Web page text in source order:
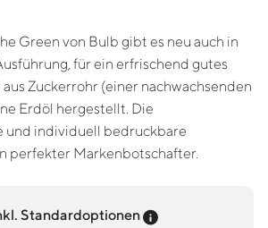
Green von Bulb gibt es neu auch in
für ein erfrischend gutes
Zuckerrohr (einer nachwachsenden
Erdöl hergestellt. Die
und individuell bedruckbare
perfekter Markenbotschafter.
Standardoptionen Preis-Tooltip